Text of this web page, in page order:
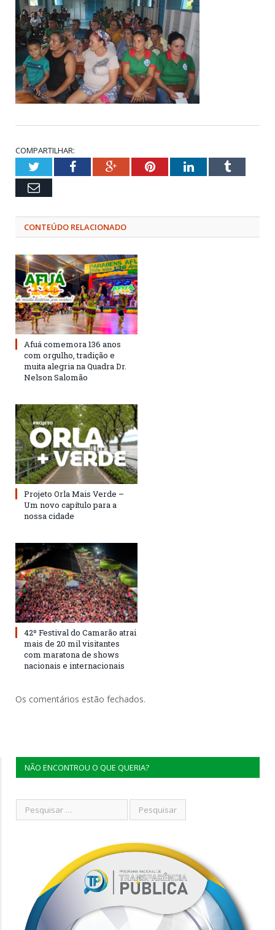
COMPARTILHAR:
TwitterFacebookGoogle+PinterestLinkedInTumblr
Email
CONTEÚDO RELACIONADO
Afuá comemora 136 anos
com orgulho, tradição e
muita alegria na Quadra Dr.
Nelson Salomão
Projeto Orla Mais Verde –
Um novo capítulo para a
nossa cidade
42º Festival do Camarão atrai
mais de 20 mil visitantes
com maratona de shows
nacionais e internacionais
Os comentários estão fechados.
NÃO ENCONTROU O QUE QUERIA?